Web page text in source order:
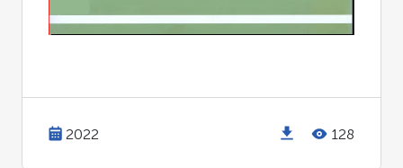
2022 128